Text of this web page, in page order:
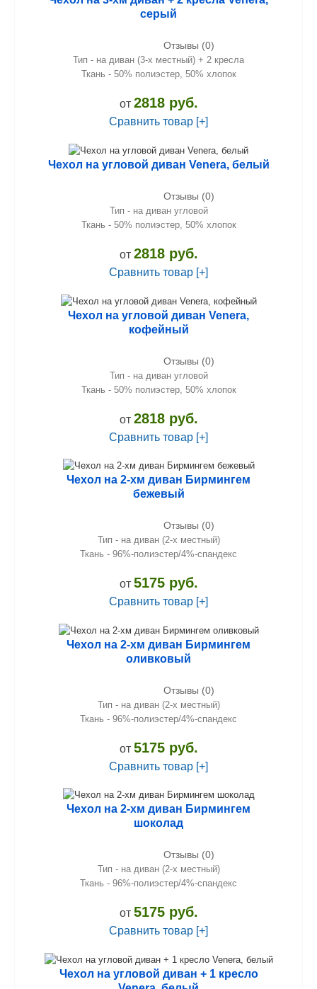
серый
Отзывы (0)
Тип - на диван (3-х местный) + 2 кресла
Ткань - 50% полиэстер, 50% хлопок
от 2818 руб.
Сравнить товар [+]
Чехол на угловой диван Venera, белый
Отзывы (0)
Тип - на диван угловой
Ткань - 50% полиэстер, 50% хлопок
от 2818 руб.
Сравнить товар [+]
Чехол на угловой диван Venera,
кофейный
Отзывы (0)
Тип - на диван угловой
Ткань - 50% полиэстер, 50% хлопок
от 2818 руб.
Сравнить товар [+]
Чехол на 2-хм диван Бирмингем
бежевый
Отзывы (0)
Тип - на диван (2-х местный)
Ткань - 96%-полиэстер/4%-спандекс
от 5175 руб.
Сравнить товар [+]
Чехол на 2-хм диван Бирмингем
оливковый
Отзывы (0)
Тип - на диван (2-х местный)
Ткань - 96%-полиэстер/4%-спандекс
от 5175 руб.
Сравнить товар [+]
Чехол на 2-хм диван Бирмингем
шоколад
Отзывы (0)
Тип - на диван (2-х местный)
Ткань - 96%-полиэстер/4%-спандекс
от 5175 руб.
Сравнить товар [+]
Чехол на угловой диван + 1 кресло